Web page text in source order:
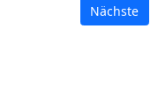
Nächste